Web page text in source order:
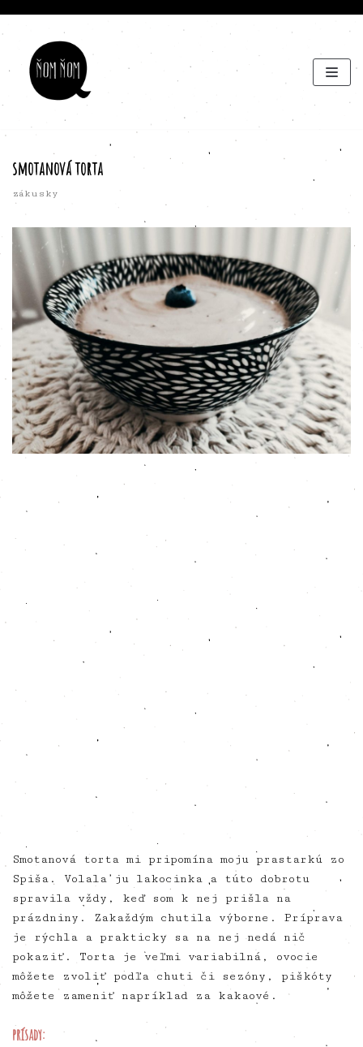
Preskočiť
obsah
smotanová torta
zákusky
Smotanová torta mi pripomína moju prastarkú zo
Spiša. Volala ju lakocinka a túto dobrotu
spravila vždy, keď som k nej prišla na
prázdniny. Zakaždým chutila výborne. Príprava
je rýchla a prakticky sa na nej nedá nič
pokaziť. Torta je veľmi variabilná, ovocie
môžete zvoliť podľa chuti či sezóny, piškóty
môžete zameniť napríklad za kakaové.
prísady: